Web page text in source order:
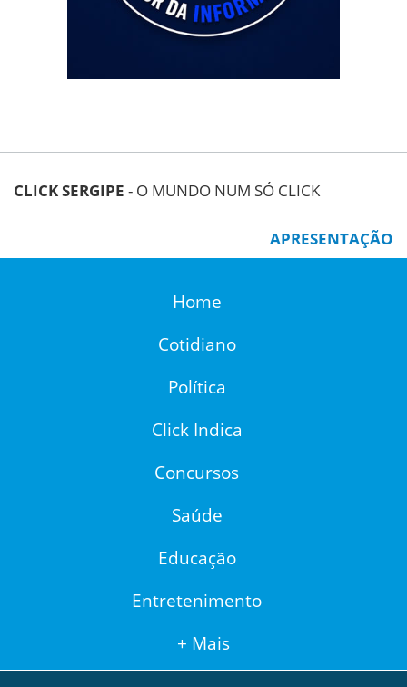
CLICK SERGIPE - O MUNDO NUM SÓ CLICK
APRESENTAÇÃO
Home
Cotidiano
Política
Click Indica
Concursos
Saúde
Educação
Entretenimento
+ Mais